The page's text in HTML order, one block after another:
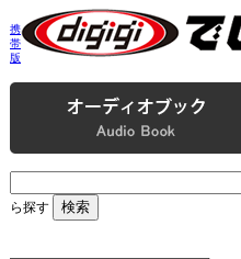
携
帯
版
ら探す